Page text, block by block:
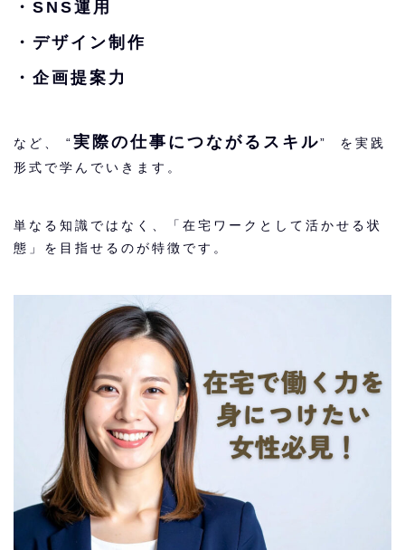
・SNS運用
・デザイン制作
・企画提案力
など、 “実際の仕事につながるスキル” を実践
形式で学んでいきます。
単なる知識ではなく、
「在宅ワークとして活かせる状
態」を目指せるのが特徴です。